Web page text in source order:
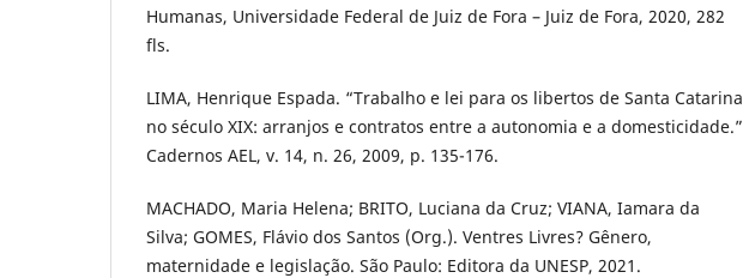
Humanas, Universidade Federal de Juiz de Fora – Juiz de Fora, 2020, 282
fls.
LIMA, Henrique Espada. “Trabalho e lei para os libertos de Santa Catarina
no século XIX: arranjos e contratos entre a autonomia e a domesticidade.”
Cadernos AEL, v. 14, n. 26, 2009, p. 135-176.
MACHADO, Maria Helena; BRITO, Luciana da Cruz; VIANA, Iamara da
Silva; GOMES, Flávio dos Santos (Org.). Ventres Livres? Gênero,
maternidade e legislação. São Paulo: Editora da UNESP, 2021.